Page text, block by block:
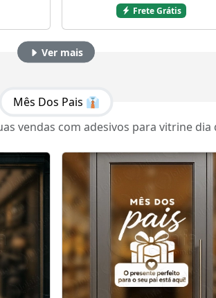
Frete Grátis
Ver mais
Mês Dos Pais 👔
vendas com adesivos para vitrine dia